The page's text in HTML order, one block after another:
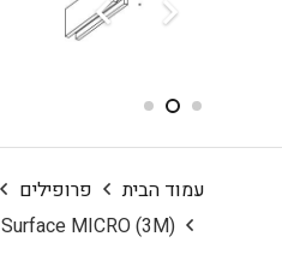
עמוד הבית פרופילים
Surface MICRO (3M)